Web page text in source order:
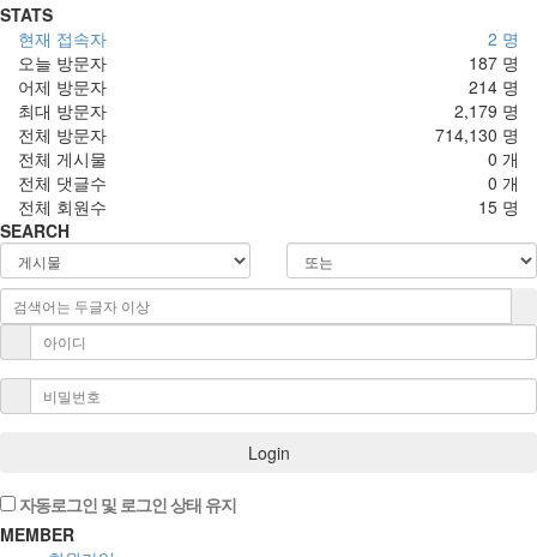
STATS
2 명
현재 접속자
187 명
오늘 방문자
214 명
어제 방문자
2,179 명
최대 방문자
714,130 명
전체 방문자
0 개
전체 게시물
0 개
전체 댓글수
15 명
전체 회원수
SEARCH
Login
자동로그인 및 로그인 상태 유지
MEMBER